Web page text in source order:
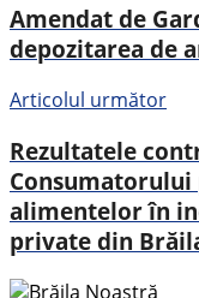
Amendat de
depozitarea de
Articolul următor
Rezultatele
alimentelor în
private din